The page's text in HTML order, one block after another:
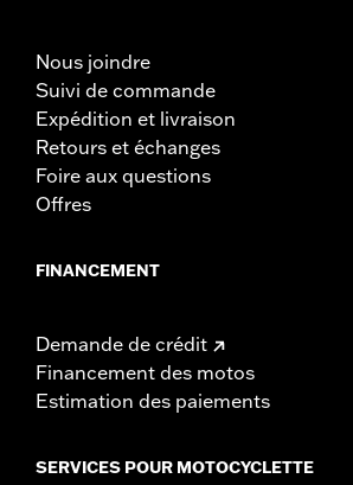
Nous joindre
Suivi de commande
Expédition et livraison
Retours et échanges
Foire aux questions
Offres
FINANCEMENT
Demande de crédit
Financement des motos
Estimation des paiements
SERVICES POUR MOTOCYCLETTE